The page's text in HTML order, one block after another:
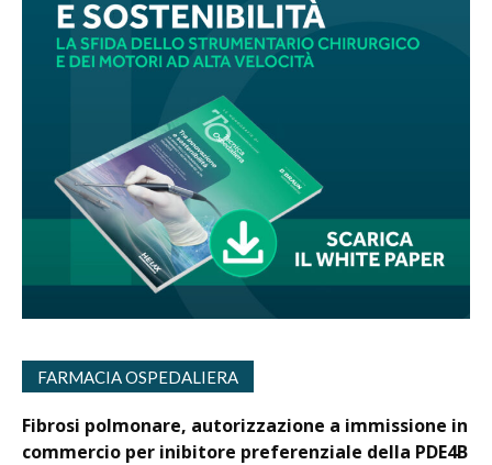
FARMACIA OSPEDALIERA
Fibrosi polmonare, autorizzazione a immissione in
commercio per inibitore preferenziale della PDE4B